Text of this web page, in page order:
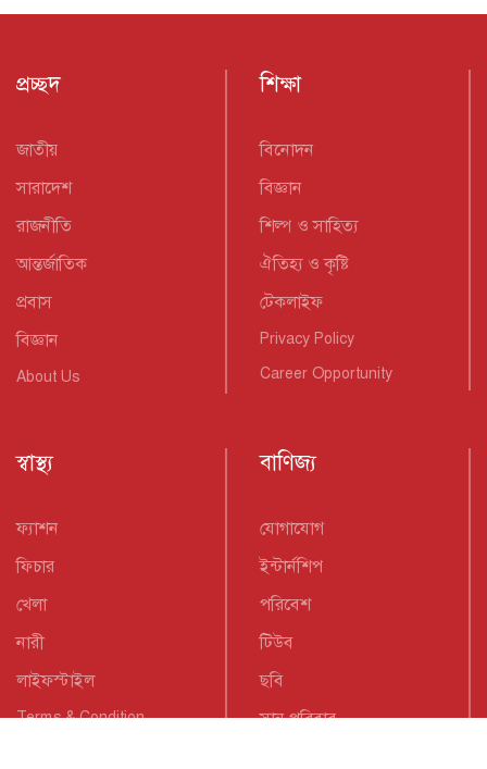
প্রচ্ছদ
জাতীয়
সারাদেশ
রাজনীতি
আন্তর্জাতিক
প্রবাস
বিজ্ঞান
About Us
শিক্ষা
বিনোদন
বিজ্ঞান
শিল্প ও সাহিত্য
ঐতিহ্য ও কৃষ্টি
টেকলাইফ
Privacy Policy
Career Opportunity
স্বাস্থ্য
ফ্যাশন
ফিচার
খেলা
নারী
লাইফস্টাইল
Terms & Condition
বাণিজ্য
যোগাযোগ
ইন্টার্নশিপ
পরিবেশ
টিউব
ছবি
সান পরিবার